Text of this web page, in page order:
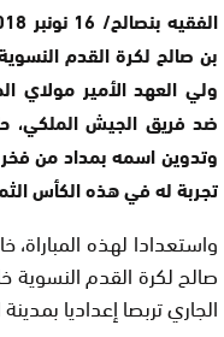
بن صالح لكرة القدم
ولي العهد الأمير مولاي
ضد فريق الجيش الملكي،
وتدوين اسمه بمداد من فخر
تجربة له في هذه الكأس
الجاري تربصا إعداديا بمدينة